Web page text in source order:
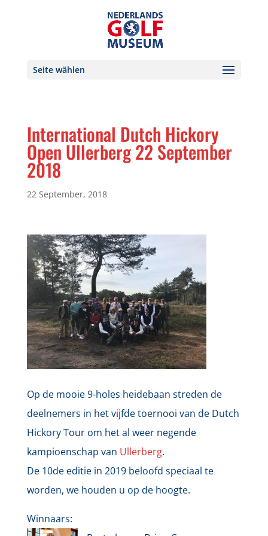
Seite wählen
International Dutch Hickory
Open Ullerberg 22 September
2018
22 September, 2018
Op de mooie 9-holes heidebaan streden de
deelnemers in het vijfde toernooi van de Dutch
Hickory Tour om het al weer negende
kampioenschap van Ullerberg.
De 10de editie in 2019 beloofd speciaal te
worden, we houden u op de hoogte.
Winnaars: